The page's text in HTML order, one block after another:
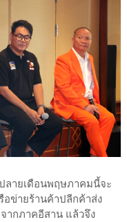
ลายเดือนพฤษภาคมนี้จะ
อข่ายร้านค้าปลีกค้าส่ง
ากภาคอีสาน แล้วจึง